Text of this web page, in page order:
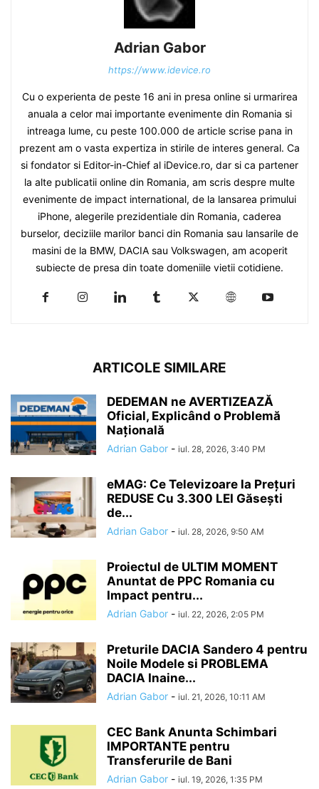
Adrian Gabor
https://www.idevice.ro
Cu o experienta de peste 16 ani in presa online si urmarirea
anuala a celor mai importante evenimente din Romania si
intreaga lume, cu peste 100.000 de article scrise pana in
prezent am o vasta expertiza in stirile de interes general. Ca
si fondator si Editor-in-Chief al iDevice.ro, dar si ca partener
la alte publicatii online din Romania, am scris despre multe
evenimente de impact international, de la lansarea primului
iPhone, alegerile prezidentiale din Romania, caderea
burselor, deciziile marilor banci din Romania sau lansarile de
masini de la BMW, DACIA sau Volkswagen, am acoperit
subiecte de presa din toate domeniile vietii cotidiene.
ARTICOLE SIMILARE
DEDEMAN ne AVERTIZEAZĂ
Oficial, Explicând o Problemă
Națională
Adrian Gabor - iul. 28, 2026, 3:40 PM
eMAG: Ce Televizoare la Prețuri
REDUSE Cu 3.300 LEI Găsești
de...
Adrian Gabor - iul. 28, 2026, 9:50 AM
Proiectul de ULTIM MOMENT
Anuntat de PPC Romania cu
Impact pentru...
Adrian Gabor - iul. 22, 2026, 2:05 PM
Preturile DACIA Sandero 4 pentru
Noile Modele si PROBLEMA
DACIA Inaine...
Adrian Gabor - iul. 21, 2026, 10:11 AM
CEC Bank Anunta Schimbari
IMPORTANTE pentru
Transferurile de Bani
Adrian Gabor - iul. 19, 2026, 1:35 PM